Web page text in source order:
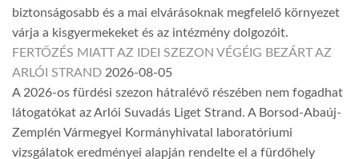
biztonságosabb és a mai elvárásoknak megfelelő környezet
várja a kisgyermekeket és az intézmény dolgozóit.
FERTŐZÉS MIATT AZ IDEI SZEZON VÉGÉIG BEZÁRT AZ
ARLÓI STRAND 2026-08-05
A 2026-os fürdési szezon hátralévő részében nem fogadhat
látogatókat az Arlói Suvadás Liget Strand. A Borsod-Abaúj-
Zemplén Vármegyei Kormányhivatal laboratóriumi
vizsgálatok eredményei alapján rendelte el a fürdőhely